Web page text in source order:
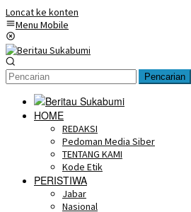
Loncat ke konten
Menu Mobile
Pencarian
HOME
REDAKSI
Pedoman Media Siber
TENTANG KAMI
Kode Etik
PERISTIWA
Jabar
Nasional